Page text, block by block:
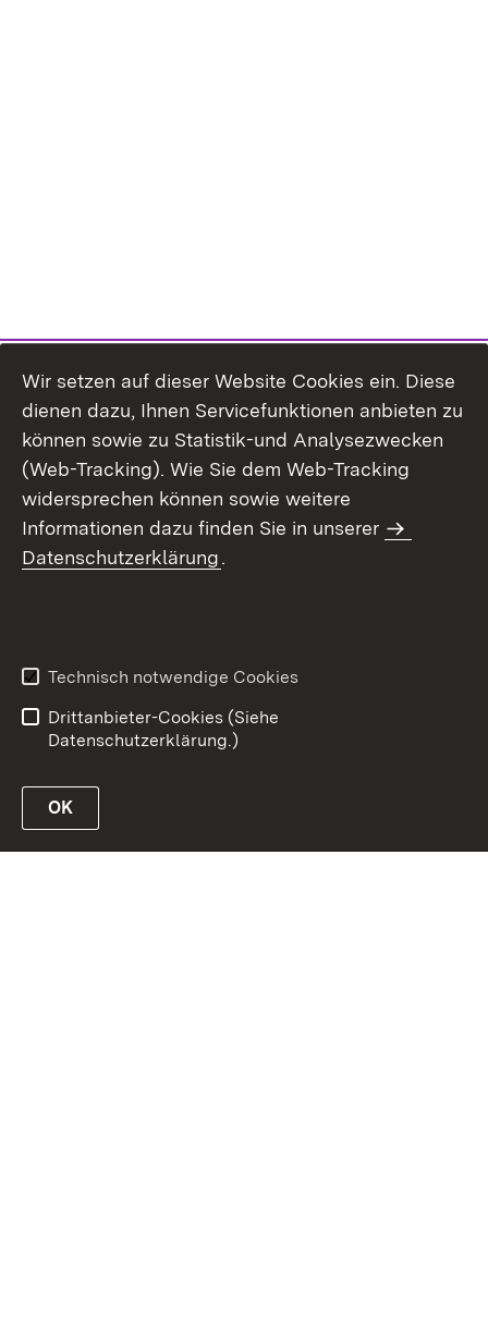
Wir setzen auf dieser Website Cookies ein. Diese
dienen dazu, Ihnen Servicefunktionen anbieten zu
können sowie zu Statistik-und Analysezwecken
(Web-Tracking). Wie Sie dem Web-Tracking
widersprechen können sowie weitere
Informationen dazu finden Sie in unserer
Datenschutzerklärung.
Technisch notwendige Cookies
Drittanbieter-Cookies (Siehe
Datenschutzerklärung.)
OK